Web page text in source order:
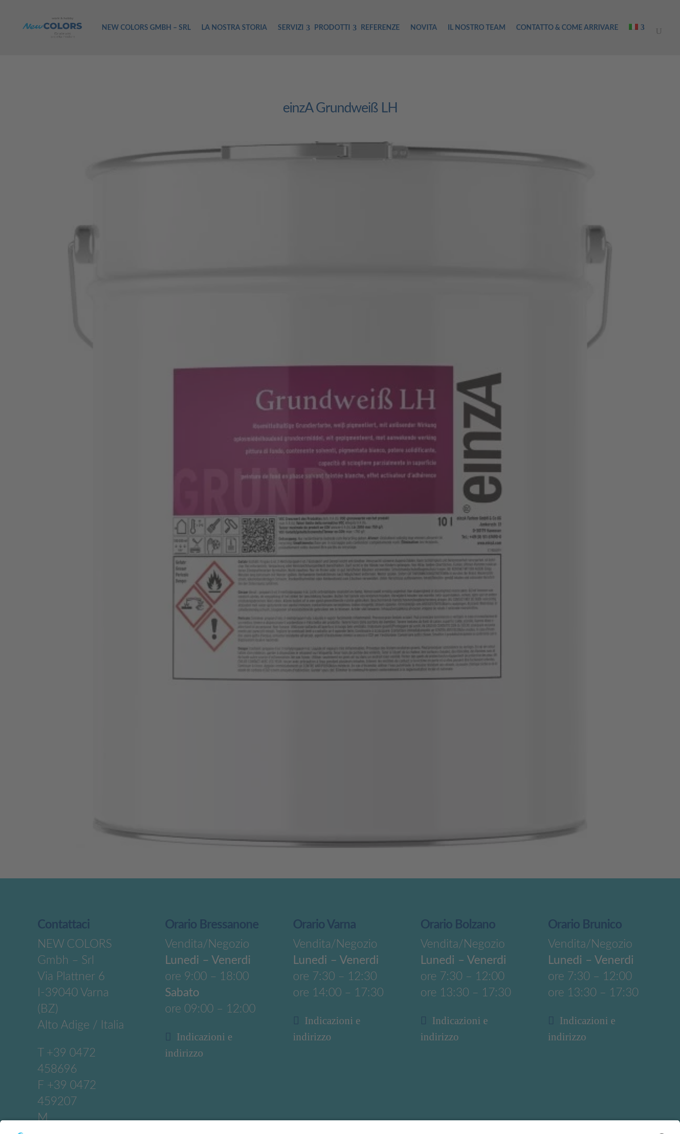
NEW COLORS GMBH – SRL LA NOSTRA STORIA SERVIZI PRODOTTI REFERENZE NOVITA IL NOSTRO TEAM CONTATTO & COME ARRIVARE
einzA Grundweiß LH
Contattaci
NEW COLORS
Gmbh – Srl
Via Plattner 6
I-39040 Varna
(BZ)
Alto Adige / Italia
+39 0472
458696
F +39 0472
459207
M
Orario Bressanone
Vendita/Negozio
Lunedi – Venerdi
ore 9:00 – 18:00
Sabato
ore 09:00 – 12:00
Indicazioni e
indirizzo
Orario Varna
Vendita/Negozio
Lunedi – Venerdi
ore 7:30 – 12:30
ore 14:00 – 17:30
Indicazioni e
indirizzo
Orario Bolzano
Vendita/Negozio
Lunedi – Venerdi
ore 7:30 – 12:00
ore 13:30 – 17:30
Indicazioni e
indirizzo
Orario Brunico
Vendita/Negozio
Lunedi – Venerdi
ore 7:30 – 12:00
ore 13:30 – 17:30
Indicazioni e
indirizzo